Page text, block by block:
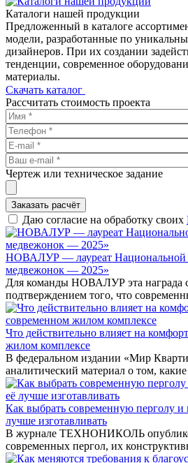
Каталоги нашей продукции
Предложенный в каталоге
модели, разработанные по
дизайнеров. При их создании
тенденции, современное
материалы.
Скачать каталог
Рассчитать стоимость проекта
Чертеж или техническое задание
Заказать расчёт
Даю согласие на обработку своих
НОВАЛУР — лауреат Национальной
медвежонок — 2025»
Для команды НОВАЛУР эта награда
подтверждением того, что
Что действительно влияет на
жилом комплексе
В федеральном издании «Мир
аналитический материал о том,
Как выбрать современную перголу и
лучше изготавливать
В журнале ТЕХНОНИКОЛЬ
современных пергол, их